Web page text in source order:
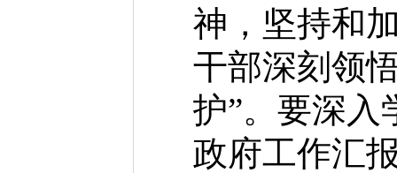
神，坚持和
干部深刻领
护”。要深入
政府工作汇